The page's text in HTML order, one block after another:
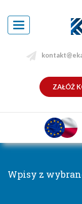
Toggle
navigation
ZAŁÓŻ
Wpisy z